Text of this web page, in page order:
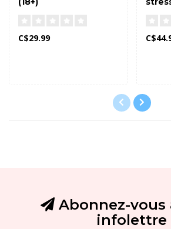
C$29.99
Abonnez-vous
infolettre